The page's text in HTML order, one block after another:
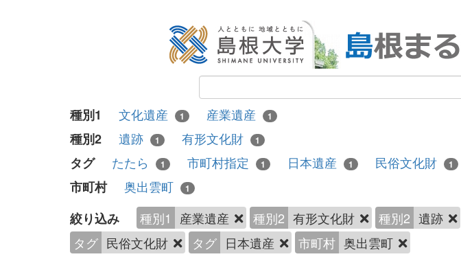
種別1 文化遺産 1 産業遺産 1
種別2 遺跡 1 有形文化財 1
タグ たたら 1 市町村指定 1 日本遺産 1 民俗文化財 1
市町村 奥出雲町 1
絞り込み 種別1 産業遺産 種別2 有形文化財 種別2 遺跡
タグ 民俗文化財 タグ 日本遺産 市町村 奥出雲町